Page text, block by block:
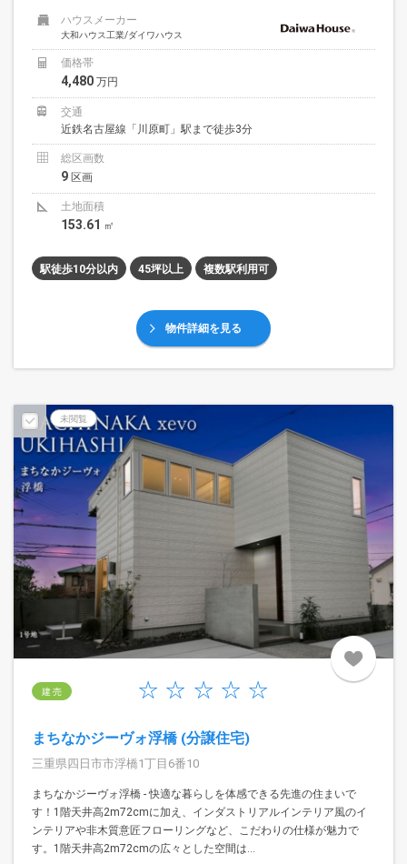
ハウスメーカー
大和ハウス工業/ダイワハウス
価格帯
4,480 万円
交通
近鉄名古屋線「川原町」駅まで徒歩3分
総区画数
9 区画
土地面積
153.61 ㎡
駅徒歩10分以内 45坪以上 複数駅利用可
物件詳細を見る
未閲覧
建 売
まちなかジーヴォ浮橋 (分譲住宅)
三重県四日市市浮橋1丁目6番10
まちなかジーヴォ浮橋 - 快適な暮らしを体感できる先進の住まいで
す！1階天井高2m72cmに加え、インダストリアルインテリア風のイ
ンテリアや非木質意匠フローリングなど、こだわりの仕様が魅力で
す。1階天井高2m72cmの広々とした空間は...